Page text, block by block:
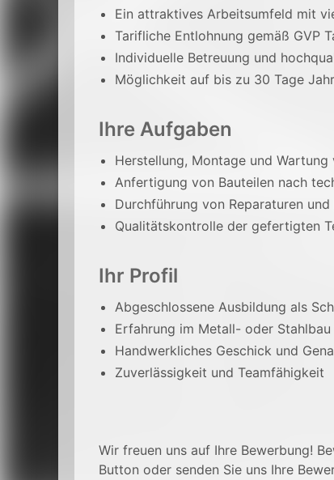
Ein attraktives Arbeitsumfeld mit
Tarifliche Entlohnung gemäß GVP
Individuelle Betreuung und
Möglichkeit auf bis zu 30 Tage
Ihre Aufgaben
Herstellung, Montage und
Anfertigung von Bauteilen nach
Durchführung von Reparaturen
Qualitätskontrolle der gefertigten
Ihr Profil
Abgeschlossene Ausbildung als
Erfahrung im Metall- oder
Handwerkliches Geschick und
Zuverlässigkeit und Teamfähigkeit
Wir freuen uns auf Ihre Bewerbung!
Button oder senden Sie uns Ihre